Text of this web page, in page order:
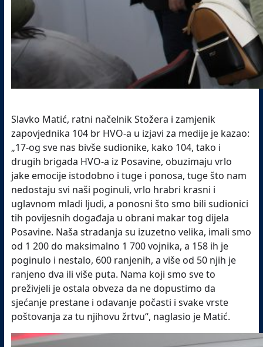
Slavko Matić, ratni načelnik Stožera i zamjenik
zapovjednika 104 br HVO-a u izjavi za medije je kazao:
„17-og sve nas bivše sudionike, kako 104, tako i
drugih brigada HVO-a iz Posavine, obuzimaju vrlo
jake emocije istodobno i tuge i ponosa, tuge što nam
nedostaju svi naši poginuli, vrlo hrabri krasni i
uglavnom mladi ljudi, a ponosni što smo bili sudionici
tih povijesnih događaja u obrani makar tog dijela
Posavine. Naša stradanja su izuzetno velika, imali smo
od 1 200 do maksimalno 1 700 vojnika, a 158 ih je
poginulo i nestalo, 600 ranjenih, a više od 50 njih je
ranjeno dva ili više puta. Nama koji smo sve to
preživjeli je ostala obveza da ne dopustimo da
sjećanje prestane i odavanje počasti i svake vrste
poštovanja za tu njihovu žrtvu“, naglasio je Matić.